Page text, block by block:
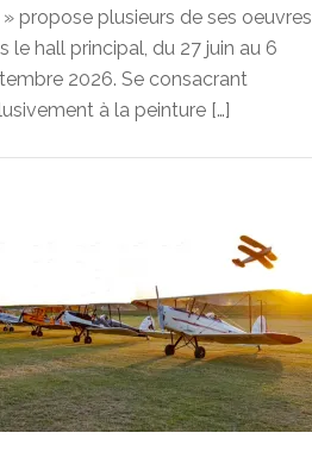
» propose plusieurs de ses oeuvres
le hall principal, du 27 juin au 6
2026. Se consacrant
à la peinture […]